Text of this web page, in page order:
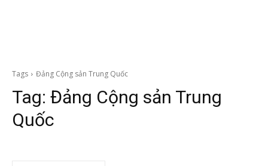
Tags Đảng Cộng sản Trung Quốc
Tag: Đảng Cộng sản Trung
Quốc